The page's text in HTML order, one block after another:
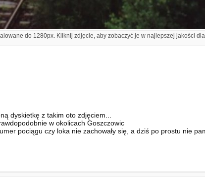
do 1280px. Kliknij zdjęcie, aby zobaczyć je w najlepszej jakości
dyskietkę z takim oto zdjęciem...
w okolicach Goszczowic
pociągu czy loka nie zachowały się, a dziś po prostu nie